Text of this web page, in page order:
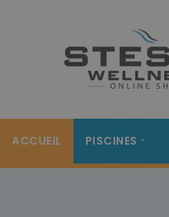
ACCUEIL PISCINES